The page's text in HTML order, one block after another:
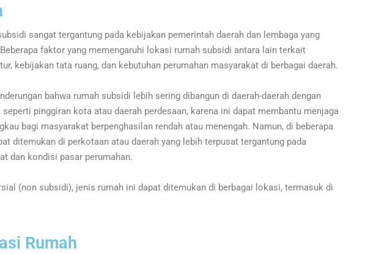
sangat tergantung pada kebijakan pemerintah daerah dan lembaga yang
faktor yang memengaruhi lokasi rumah subsidi antara lain terkait
kebijakan tata ruang, dan kebutuhan perumahan masyarakat di berbagai daerah.
bahwa rumah subsidi lebih sering dibangun di daerah-daerah dengan
seperti pinggiran kota atau daerah perdesaan, karena ini dapat membantu menjaga
bagi masyarakat berpenghasilan rendah atau menengah. Namun, di beberapa
ditemukan di perkotaan atau daerah yang lebih terpusat tergantung pada
dan kondisi pasar perumahan.
(non subsidi), jenis rumah ini dapat ditemukan di berbagai lokasi, termasuk di
Rumah